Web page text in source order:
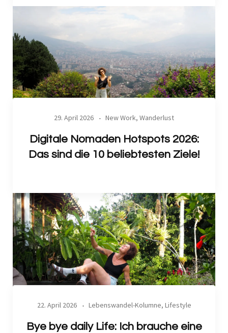
29. April 2026 New Work, Wanderlust
Digitale Nomaden Hotspots 2026:
Das sind die 10 beliebtesten Ziele!
22. April 2026 Lebenswandel-Kolumne, Lifestyle
Bye bye daily Life: Ich brauche eine